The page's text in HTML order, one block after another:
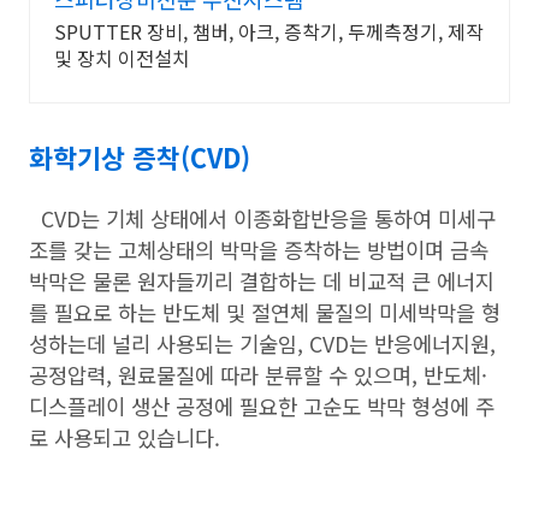
SPUTTER 장비, 챔버, 아크, 증착기, 두께측정기, 제작
및 장치 이전설치
화학기상 증착(CVD)
CVD는 기체 상태에서 이종화합반응을 통하여 미세구
조를 갖는 고체상태의 박막을 증착하는 방법이며 금속
박막은 물론 원자들끼리 결합하는 데 비교적 큰 에너지
를 필요로 하는 반도체 및 절연체 물질의 미세박막을 형
성하는데 널리 사용되는 기술임, CVD는 반응에너지원,
공정압력, 원료물질에 따라 분류할 수 있으며, 반도체·
디스플레이 생산 공정에 필요한 고순도 박막 형성에 주
로 사용되고 있습니다.